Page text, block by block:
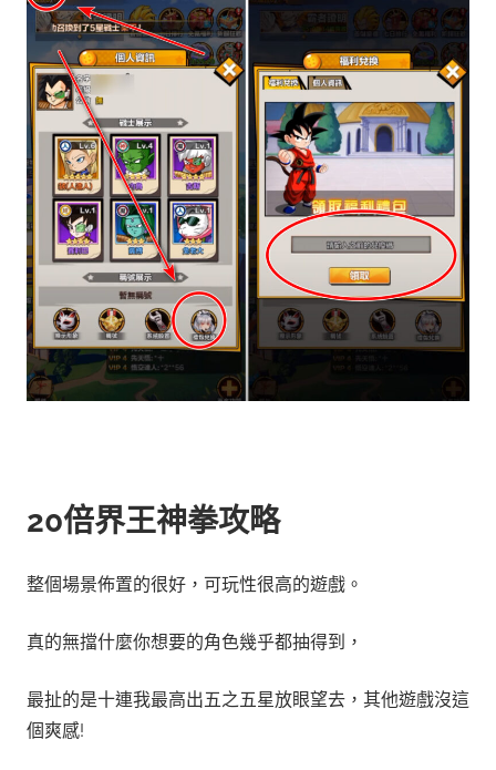
20倍界王神拳攻略
整個場景佈置的很好，可玩性很高的遊戲。
真的無擋什麼你想要的角色幾乎都抽得到，
最扯的是十連我最高出五之五星放眼望去，其他遊戲沒這
個爽感!